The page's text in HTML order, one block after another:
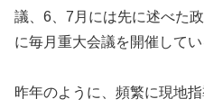
議、6、7月には先に述べた
に毎月重大会議を開催してい
昨年のように、頻繁に現地